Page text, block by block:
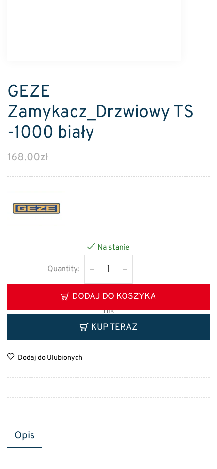
GEZE
Zamykacz_Drzwiowy TS
-1000 biały
168.00zł
Na stanie
DODAJ DO KOSZYKA
LUB
KUP TERAZ
Dodaj do Ulubionych
Opis